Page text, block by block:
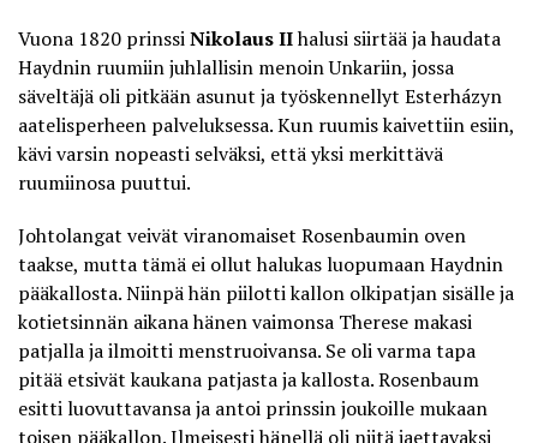
Vuona 1820 prinssiNikolaus IIhalusi siirtää ja haudata
Haydnin ruumiin juhlallisin menoin Unkariin, jossa
säveltäjä oli pitkään asunut ja työskennellyt Esterházyn
aatelisperheen palveluksessa. Kun ruumis kaivettiin esiin,
kävi varsin nopeasti selväksi, ettäyksi merkittävä
ruumiinosa puuttui.
Johtolangat veivät viranomaiset Rosenbaumin oven
taakse, mutta tämä ei ollut halukas luopumaan Haydnin
pääkallosta. Niinpä hän piilotti kallon olkipatjan sisälle ja
kotietsinnän aikana hänen vaimonsa Therese makasi
patjalla ja ilmoitti menstruoivansa. Se oli varma tapa
pitää etsivät kaukana patjasta ja kallosta. Rosenbaum
esitti luovuttavansa ja antoi prinssin joukoille mukaan
toisen pääkallon. Ilmeisesti hänellä oli niitä jaettavaksi